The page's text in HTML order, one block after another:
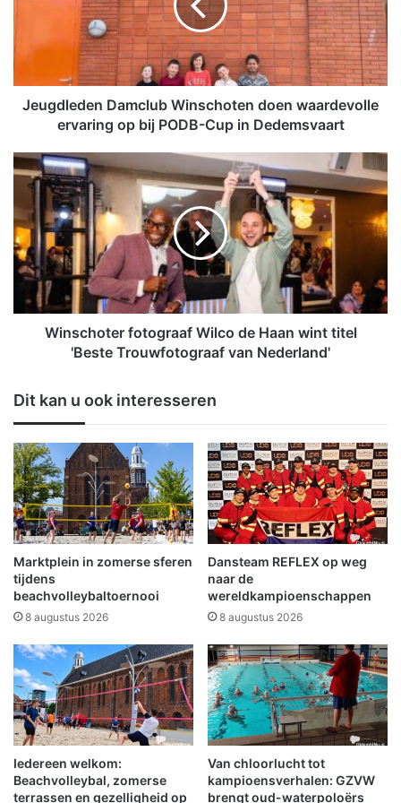
l
e
e
m
c
u
b
W
e
n
d
o
e
n
w
a
a
r
d
e
o
l
e
e
r
v
a
r
Jeugdleden Damclub Winschoten doen waardevolle
ervaring op bij PODB-Cup in Dedemsvaart
W
s
c
h
o
e
o
g
r
a
a
f
W
i
l
c
o
d
H
a
a
n
w
i
n
t
Winschoter fotograaf Wilco de Haan wint titel
'Beste Trouwfotograaf van Nederland'
Dit kan u ook interesseren
Marktplein in zomerse sferen
tijdens
beachvolleybaltoernooi
8 augustus 2026
Dansteam REFLEX op weg
naar de
wereldkampioenschappen
8 augustus 2026
Iedereen welkom:
Beachvolleybal, zomerse
terrassen en gezelligheid op
Van chloorlucht tot
kampioensverhalen: GZVW
brengt oud-waterpoloërs